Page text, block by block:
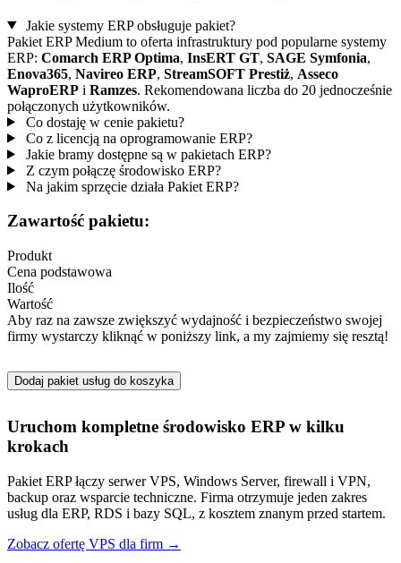
Jakie systemy ERP obsługuje pakiet?
Pakiet ERP Medium to oferta infrastruktury pod popularne systemy
ERP: Comarch ERP Optima, InsERT GT, SAGE Symfonia,
Enova365, Navireo ERP, StreamSOFT Prestiż, Asseco
WaproERP i Ramzes. Rekomendowana liczba do 20 jednocześnie
połączonych użytkowników.
Co dostaję w cenie pakietu?
Co z licencją na oprogramowanie ERP?
Jakie bramy dostępne są w pakietach ERP?
Z czym połączę środowisko ERP?
Na jakim sprzęcie działa Pakiet ERP?
Zawartość pakietu:
Produkt
Cena podstawowa
Ilość
Wartość
Aby raz na zawsze zwiększyć wydajność i bezpieczeństwo swojej
firmy wystarczy kliknąć w poniższy link, a my zajmiemy się resztą!
Dodaj pakiet usług do koszyka
Uruchom kompletne środowisko ERP w kilku
krokach
Pakiet ERP łączy serwer VPS, Windows Server, firewall i VPN,
backup oraz wsparcie techniczne. Firma otrzymuje jeden zakres
usług dla ERP, RDS i bazy SQL, z kosztem znanym przed startem.
Zobacz ofertę VPS dla firm →